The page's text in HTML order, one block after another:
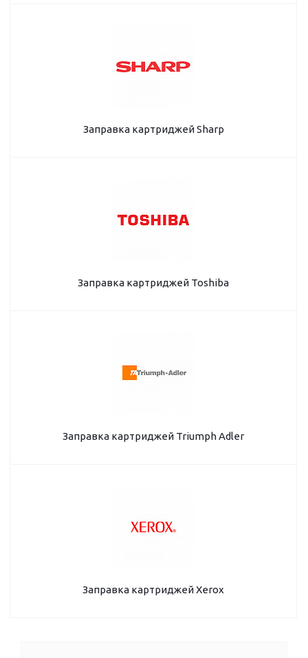
Заправка картриджей Sharp
Заправка картриджей Toshiba
Заправка картриджей Triumph Adler
Заправка картриджей Xerox